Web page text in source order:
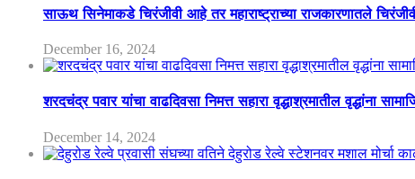
साऊथ सिनेमाकडे चिरंजीवी आहे तर महाराष्ट्राच्या राजकारणातले
December 16, 2024
शरदचंद्र पवार यांचा वाढदिवसा निमत्त सहारा वृद्धाश्रमातील वृद्धांना
December 14, 2024